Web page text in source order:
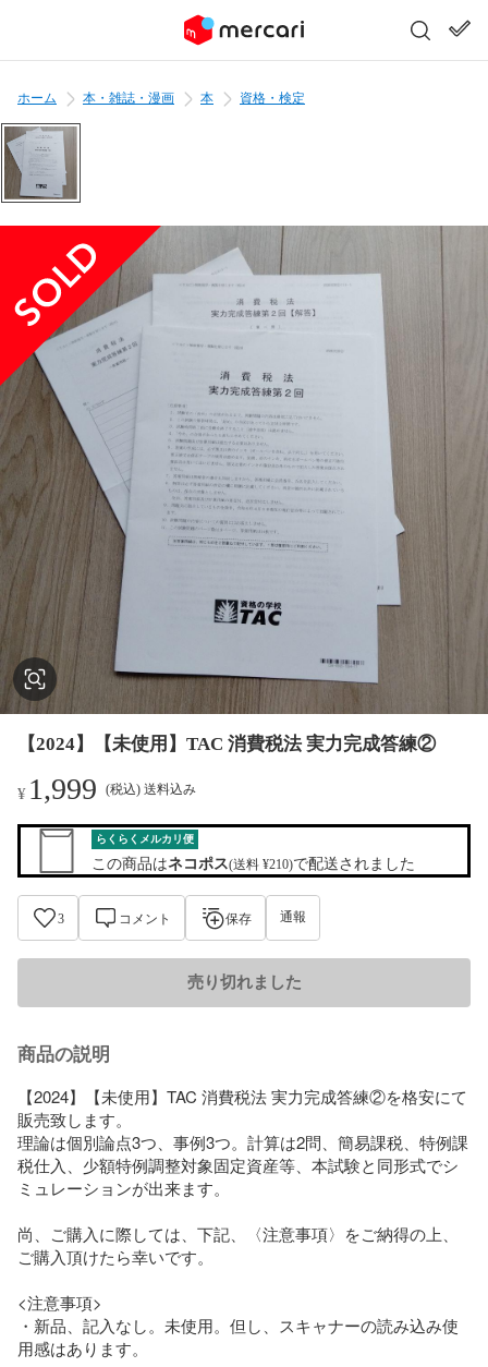
ホーム 本・雑誌・漫画 本 資格・検定
【2024】【未使用】TAC 消費税法 実力完成答練②
¥ 1,999 (税込) 送料込み
らくらくメルカリ便
この商品はネコポス(送料 ¥210)で配送されました
3 コメント 保存 通報
売り切れました
商品の説明
【2024】【未使用】TAC 消費税法 実力完成答練②を格安にて
販売致します。
理論は個別論点3つ、事例3つ。計算は2問、簡易課税、特例課
税仕入、少額特例調整対象固定資産等、本試験と同形式でシ
ミュレーションが出来ます。
尚、ご購入に際しては、下記、〈注意事項〉をご納得の上、
ご購入頂けたら幸いです。
<注意事項>
・新品、記入なし。未使用。但し、スキャナーの読み込み使
用感はあります。